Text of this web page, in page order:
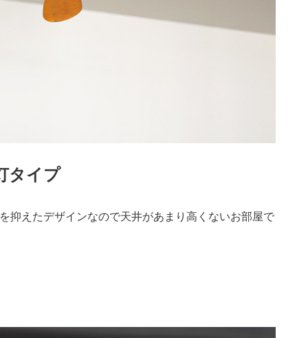
タイプ
抑えたデザインなので天井があまり高くないお部屋で